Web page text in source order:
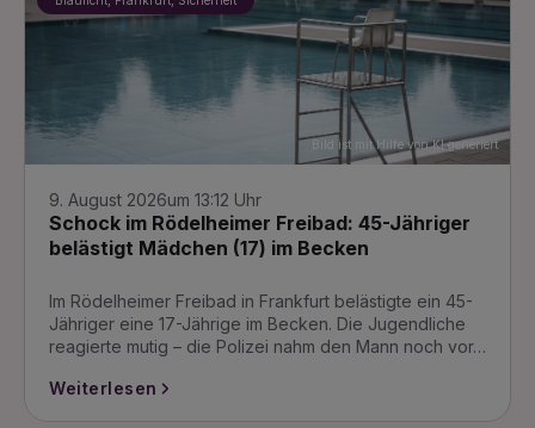
Bild ist mit Hilfe von KI generiert
9. August 2026um 13:12 Uhr
Schock im Rödelheimer Freibad: 45-Jähriger
belästigt Mädchen (17) im Becken
Im Rödelheimer Freibad in Frankfurt belästigte ein 45-
Jähriger eine 17-Jährige im Becken. Die Jugendliche
reagierte mutig – die Polizei nahm den Mann noch vor…
Weiterlesen